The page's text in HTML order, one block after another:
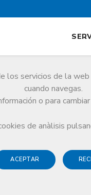
servicios de la
cuando navegas.
o para
de anàlisis
ACEPTAR
decisiones que